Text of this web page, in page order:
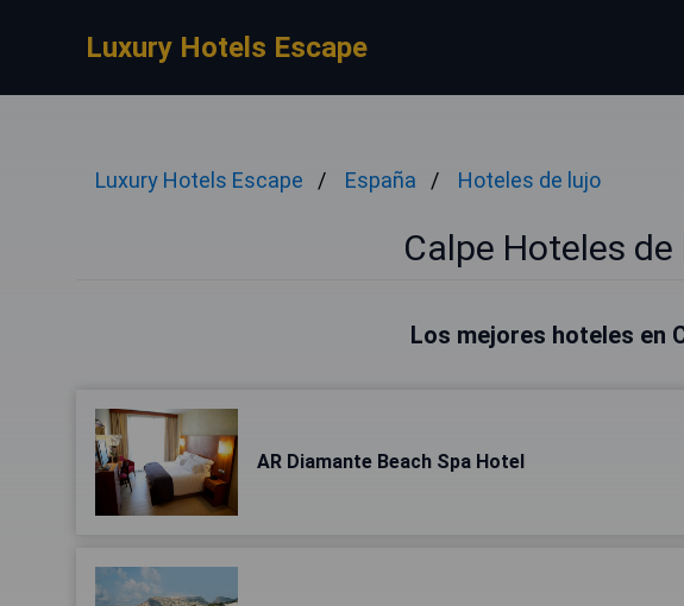
Luxury Hotels Escape
Luxury Hotels Escape España Hoteles de lujo
Calpe Hoteles de
Los mejores hoteles en
AR Diamante Beach Spa Hotel